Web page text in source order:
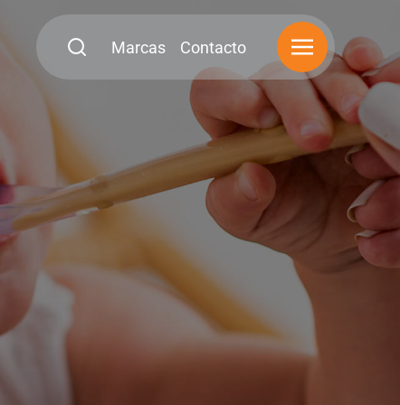
Marcas Contacto